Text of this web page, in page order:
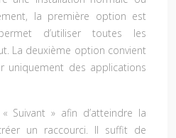
la première option est
d’utiliser toutes les
La deuxième option convient
uniquement des applications
Suivant » afin d’atteindre la
un raccourci. Il suffit de